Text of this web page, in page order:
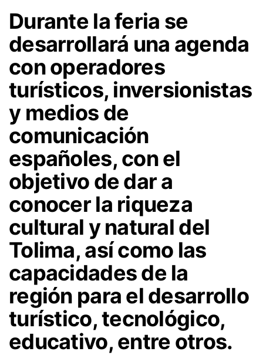
Durante la feria se
desarrollará una agenda
con operadores
turísticos, inversionistas
y medios de
comunicación
españoles, con el
objetivo de dar a
conocer la riqueza
cultural y natural del
Tolima, así como las
capacidades de la
región para el desarrollo
turístico, tecnológico,
educativo, entre otros.